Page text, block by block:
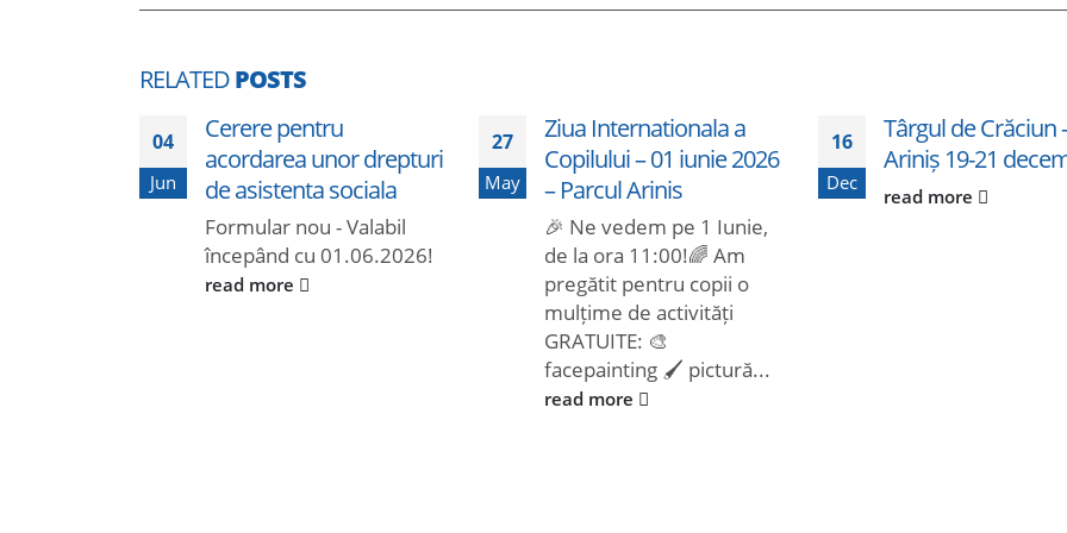
RELATEDPOSTS
04
Jun
Cerere pentru
acordarea unor drepturi
de asistenta sociala
Formular nou - Valabil
începând cu 01.06.2026!
read more
27
May
Ziua Internationala a
Copilului – 01 iunie 2026
– Parcul Arinis
🎉 Ne vedem pe 1 Iunie,
de la ora 11:00!🌈 Am
pregătit pentru copii o
mulțime de activități
GRATUITE: 🎨
facepainting 🖌️ pictură...
read more
16
Dec
Târgul de Crăciun
Ariniș 19-21
read more